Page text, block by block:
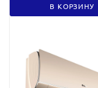
В КОРЗИНУ